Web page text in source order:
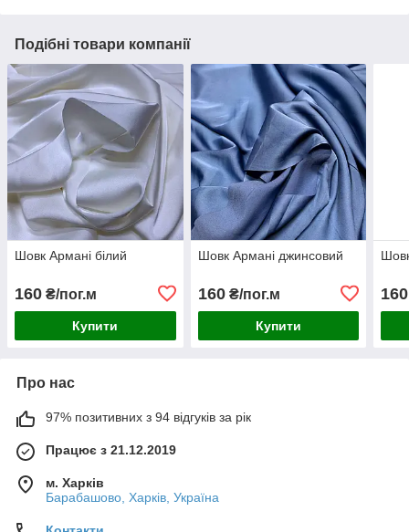
Подібні товари компанії
Шовк Армані білий
160 ₴/пог.м
Купити
Шовк Армані джинсовий
160₴/пог.м
Купити
160
Про нас
97% позитивних з 94 відгуків за рік
Працює з 21.12.2019
м. Харків
Барабашово, Харків, Україна